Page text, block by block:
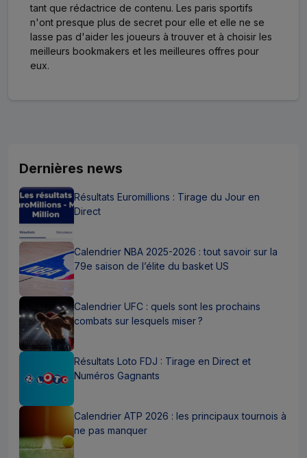
tant que rédactrice de contenu. Les paris sportifs
n'ont presque plus de secret pour elle et elle ne se
lasse pas d'aider les joueurs à trouver et à choisir les
meilleurs bookmakers et les meilleures offres pour
eux.
Dernières news
Résultats Euromillions : Tirage du Jour en
Direct
Calendrier NBA 2025-2026 : tout savoir sur la
79e saison de l’élite du basket US
Calendrier UFC : quels sont les prochains
combats sur lesquels miser ?
Résultats Loto FDJ : Tirage en Direct et
Numéros Gagnants
Calendrier ATP 2026 : les principaux tournois à
ne pas manquer